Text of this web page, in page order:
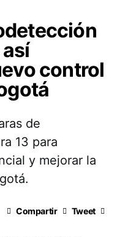
control
de
13 para
y mejorar la
Compartir Tweet